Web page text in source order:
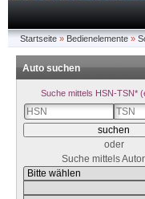
Startseite » Bedienelemente »
Auto suchen
Suche mittels HSN-TSN*
oder
Suche mittels